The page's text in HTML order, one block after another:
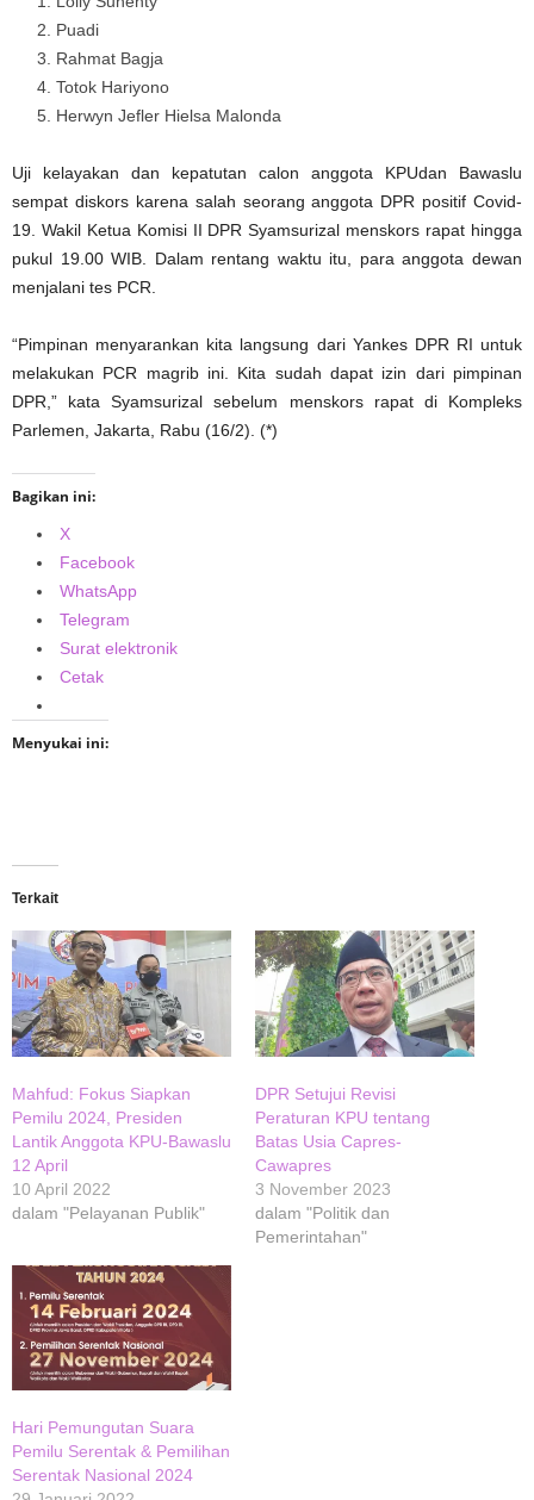
Puadi
Rahmat Bagja
Totok Hariyono
Herwyn Jefler Hielsa Malonda
Uji kelayakan dan kepatutan calon anggota KPUdan Bawaslu
sempat diskors karena salah seorang anggota DPR positif Covid-
19. Wakil Ketua Komisi II DPR Syamsurizal menskors rapat hingga
pukul 19.00 WIB. Dalam rentang waktu itu, para anggota dewan
menjalani tes PCR.
“Pimpinan menyarankan kita langsung dari Yankes DPR RI untuk
melakukan PCR magrib ini. Kita sudah dapat izin dari pimpinan
DPR,” kata Syamsurizal sebelum menskors rapat di Kompleks
Parlemen, Jakarta, Rabu (16/2). (*)
Bagikan ini:
X
Facebook
WhatsApp
Telegram
Surat elektronik
Cetak
Menyukai ini:
Terkait
Mahfud: Fokus Siapkan
Pemilu 2024, Presiden
Lantik Anggota KPU-Bawaslu
12 April
10 April 2022
dalam "Pelayanan Publik"
DPR Setujui Revisi
Peraturan KPU tentang
Batas Usia Capres-
Cawapres
3 November 2023
dalam "Politik dan
Pemerintahan"
Hari Pemungutan Suara
Pemilu Serentak & Pemilihan
Serentak Nasional 2024